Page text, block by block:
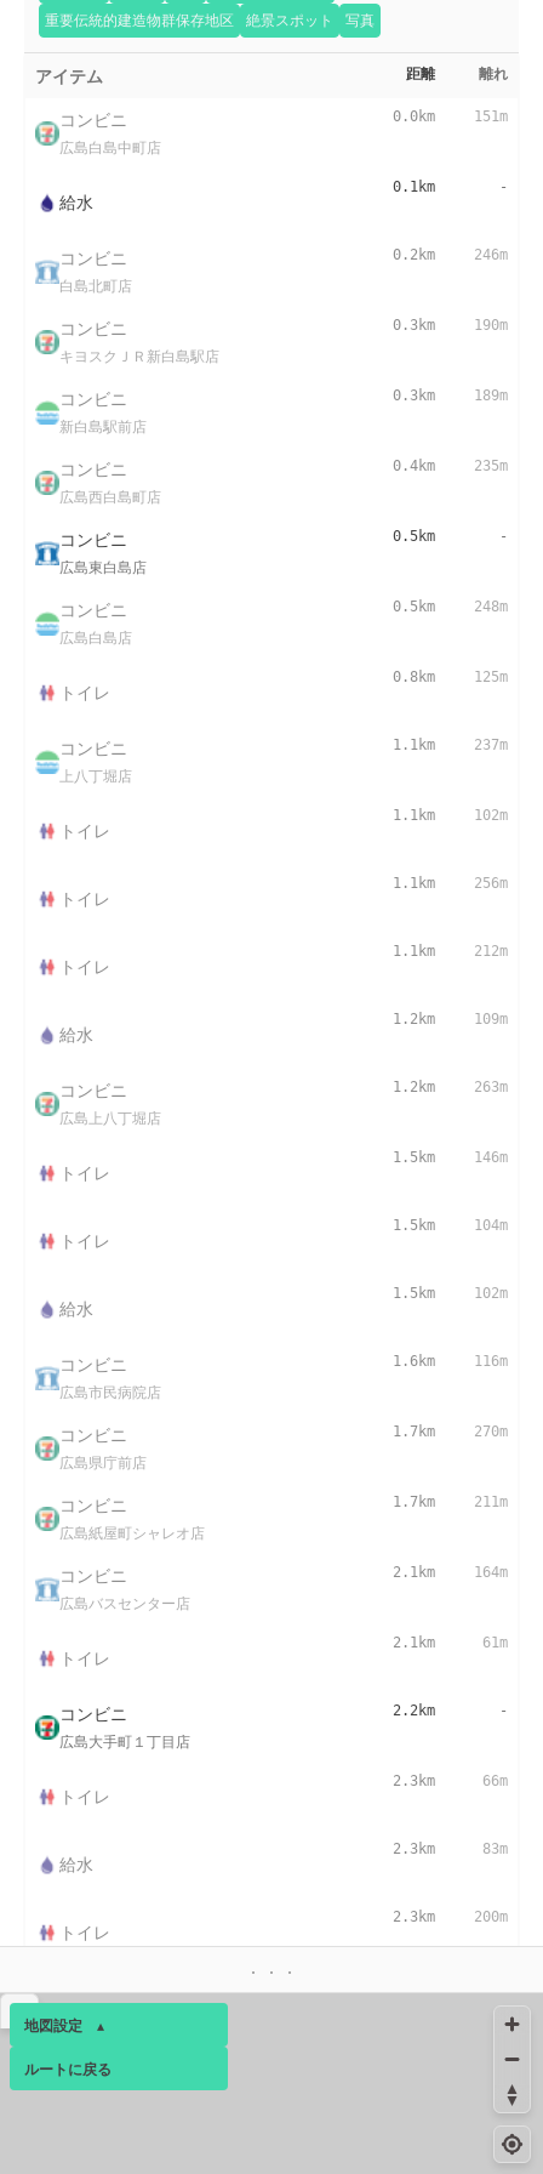
重要伝統的建造物群保存地区 絶景スポット 写真
アイテム 距離 離れ
コンビニ
広島白島中町店
0.0km 151m
給水
0.1km -
コンビニ
白島北町店
0.2km 246m
コンビニ
キヨスクＪＲ新白島駅店
0.3km 190m
コンビニ
新白島駅前店
0.3km 189m
コンビニ
広島西白島町店
0.4km 235m
コンビニ
広島東白島店
0.5km -
コンビニ
広島白島店
0.5km 248m
トイレ
0.8km 125m
コンビニ
上八丁堀店
1.1km 237m
トイレ
1.1km 102m
トイレ
1.1km 256m
トイレ
1.1km 212m
給水
1.2km 109m
コンビニ
広島上八丁堀店
1.2km 263m
トイレ
1.5km 146m
トイレ
1.5km 104m
給水
1.5km 102m
コンビニ
広島市民病院店
1.6km 116m
コンビニ
広島県庁前店
1.7km 270m
コンビニ
広島紙屋町シャレオ店
1.7km 211m
コンビニ
広島バスセンター店
2.1km 164m
トイレ
2.1km 61m
コンビニ
広島大手町１丁目店
2.2km -
トイレ
2.3km 66m
給水
2.3km 83m
トイレ
2.3km 200m
コンビニ
広島元安橋東店
コンビニ
広島本通駅前店
183m
116m
地図設定 ▴
ベース ▴
ルートに戻る